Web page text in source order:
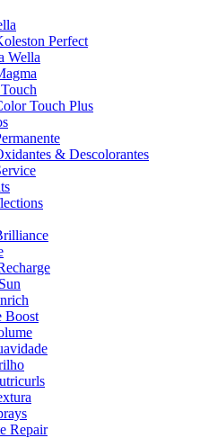
Perfect
Wella
Touch Plus
& Descolorantes
Boost
Repair